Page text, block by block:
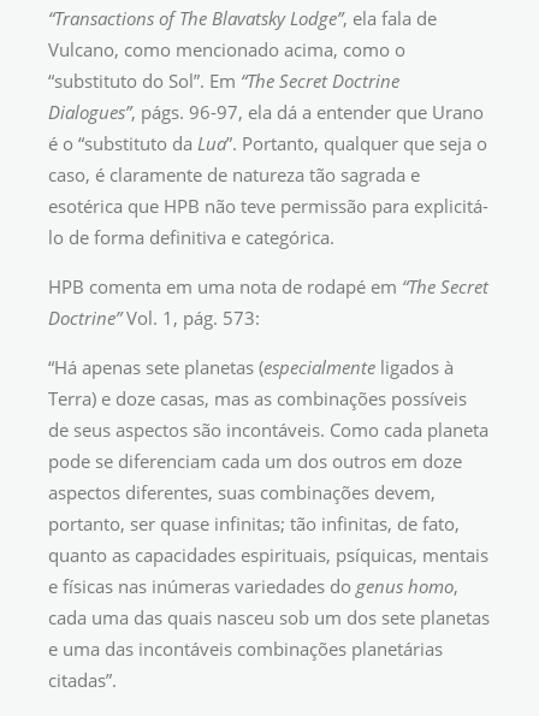
“Transactions of The Blavatsky Lodge”, ela fala de
Vulcano, como mencionado acima, como o
“substituto do Sol”. Em “The Secret Doctrine
Dialogues”, págs. 96-97, ela dá a entender que Urano
é o “substituto da Lua”. Portanto, qualquer que seja o
caso, é claramente de natureza tão sagrada e
esotérica que HPB não teve permissão para explicitá-
lo de forma definitiva e categórica.
HPB comenta em uma nota de rodapé em “The Secret
Doctrine”Vol. 1, pág. 573:
“Há apenas sete planetas (especialmente ligados à
Terra) e doze casas, mas as combinações possíveis
de seus aspectos são incontáveis. Como cada planeta
pode se diferenciam cada um dos outros em doze
aspectos diferentes, suas combinações devem,
portanto, ser quase infinitas; tão infinitas, de fato,
quanto as capacidades espirituais, psíquicas, mentais
e físicas nas inúmeras variedades do genus homo,
cada uma das quais nasceu sob um dos sete planetas
e uma das incontáveis combinações planetárias
citadas”.